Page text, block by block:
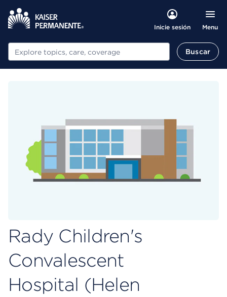
Inicie sesión Menu
Buscar Buscar
Rady Children's
Convalescent
Hospital (Helen